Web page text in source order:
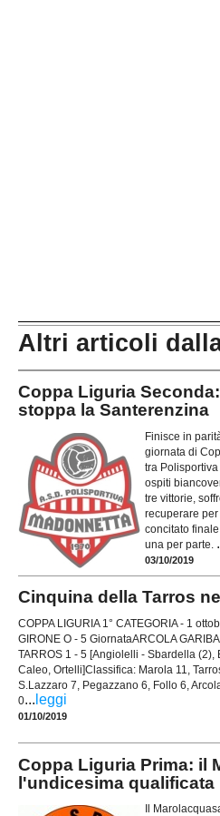
Altri articoli
Coppa Liguria
stoppa la Santerenzina
Finisce in
giornata di
tra
ospiti
tre vittorie,
recuperare
concitato
una per parte.
03/10/2019
Cinquina della Tarros
COPPA LIGURIA 1° CATEGORIA - 1
GIRONE O - 5 GiornataARCOLA
TARROS 1 - 5 [Angiolelli - Sbardella (2),
Caleo, Ortelli]Classifica: Marola 11,
S.Lazzaro 7, Pegazzano 6, Follo 6,
0... leggi
01/10/2019
Coppa Liguria Prima: il
l'undicesima qualificata
Il